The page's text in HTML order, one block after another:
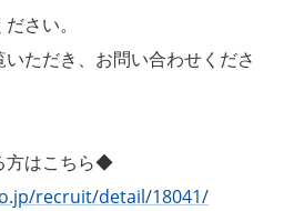
さい。
ただき、お問い合わせくださ
方はこちら◆
recruit/detail/18041/